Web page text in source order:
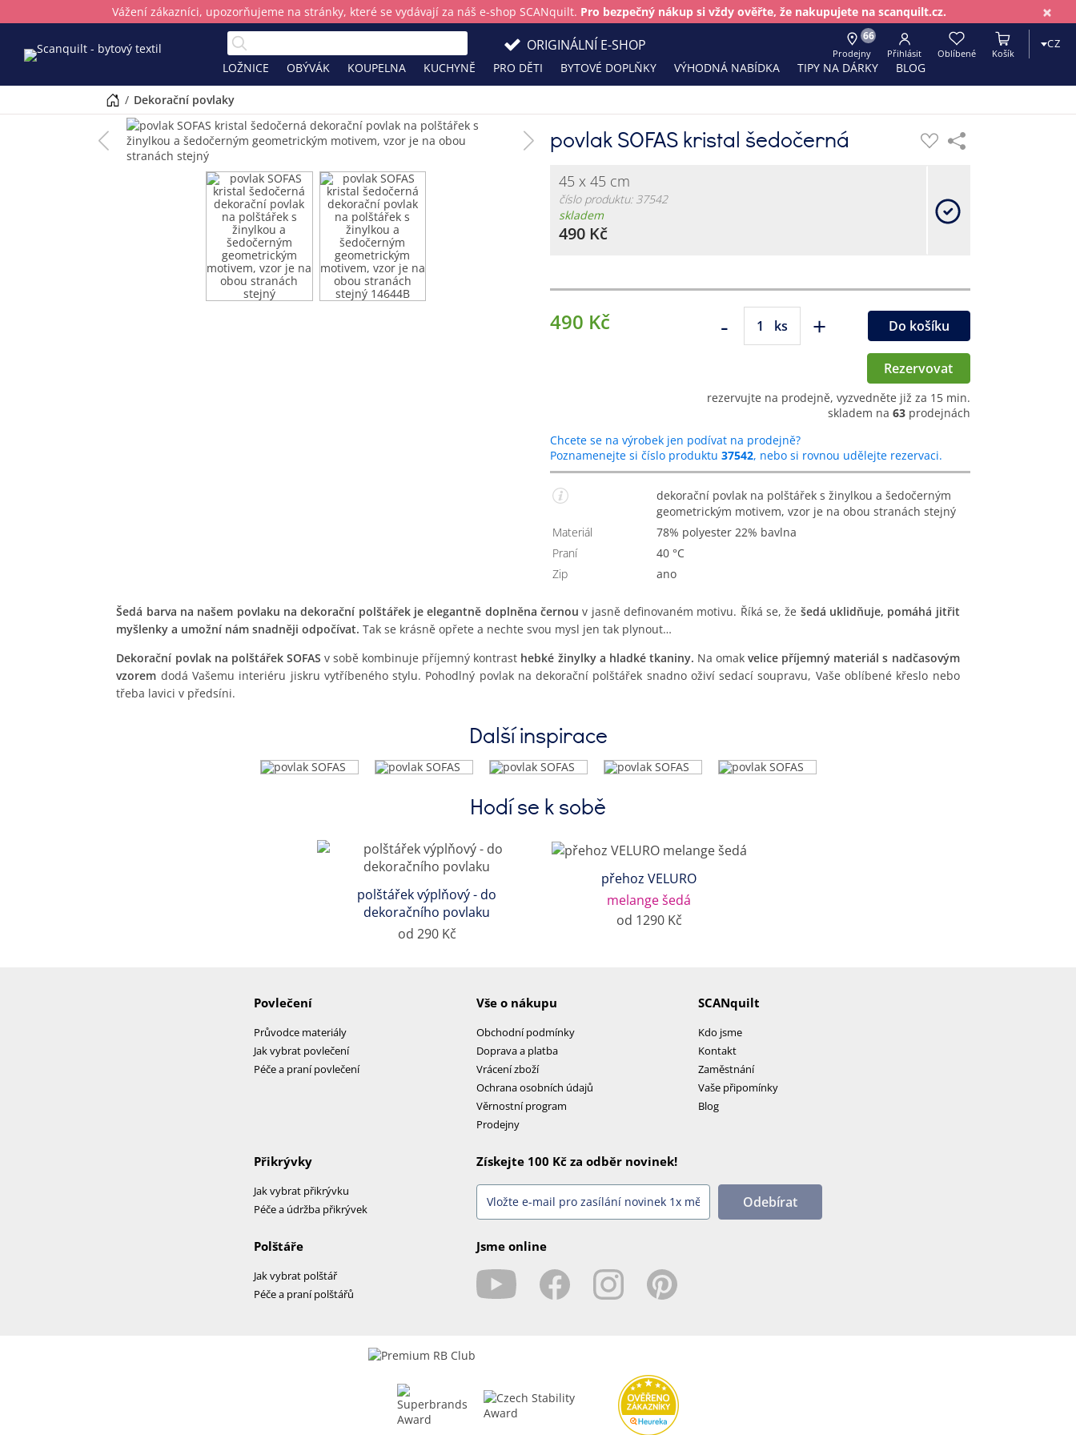
×
Vážení zákazníci, upozorňujeme na stránky, které se vydávají za náš e-shop SCANquilt. Pro bezpečný nákup si vždy ověřte, že nakupujete na scanquilt.cz.
LOŽNICE OBÝVÁK KOUPELNA KUCHYNĚ PRO DĚTI BYTOVÉ DOPLŇKY VÝHODNÁ NABÍDKA TIPY NA DÁRKY BLOG
66
Prodejny Přihlásit Oblíbené Košík
CZ
ORIGINÁLNÍ E-SHOP
/ dekorační povlaky
povlak SOFAS kristal šedočerná
45 x 45 cm
číslo produktu: 37542
skladem
490 Kč
490 Kč - ks + Do košíku
Rezervovat
rezervujte na prodejně, vyzvedněte již za 15 min.
skladem na 63 prodejnách
Chcete se na výrobek jen podívat na prodejně?
Poznamenejte si číslo produktu 37542, nebo si rovnou udělejte rezervaci.
dekorační povlak na polštářek s žinylkou a šedočerným
geometrickým motivem, vzor je na obou stranách stejný
Materiál
78% polyester 22% bavlna
Praní
40 °C
Zip
Ano
Šedá barva na našem povlaku na dekorační polštářek je elegantně doplněna černou v jasně definovaném motivu. Říká se, že šedá uklidňuje, pomáhá jitřit
myšlenky a umožní nám snadněji odpočívat. Tak se krásně opřete a nechte svou mysl jen tak plynout…
Dekorační povlak na polštářek SOFAS v sobě kombinuje příjemný kontrast hebké žinylky a hladké tkaniny. Na omakvelice příjemný materiál s nadčasovým
vzorem dodá Vašemu interiéru jiskru vytříbeného stylu. Pohodlný povlak na dekorační polštářek snadno oživí sedací soupravu, Vaše oblíbené křeslo nebo
třeba lavici v předsíni.
Další inspirace
Hodí se k sobě
polštářek výplňový - do
dekoračního povlaku
od 290 Kč
přehoz VELURO
melange šedá
od 1290 Kč
Povlečení
Průvodce materiály
Jak vybrat povlečení
Péče a praní povlečení
Vše o nákupu
Obchodní podmínky
Doprava a platba
Vrácení zboží
Ochrana osobních údajů
Věrnostní program
Prodejny
SCANquilt
Kdo jsme
Kontakt
Zaměstnání
Vaše připomínky
Blog
Přikrývky
Jak vybrat přikrývku
Péče a údržba přikrývek
Polštáře
Jak vybrat polštář
Péče a praní polštářů
Získejte 100 Kč za odběr novinek!
Odebírat
Jsme online